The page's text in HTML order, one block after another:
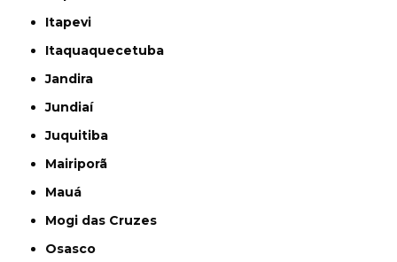
Itapevi
Itaquaquecetuba
Jandira
Jundiaí
Juquitiba
Mairiporã
Mauá
Mogi das Cruzes
Osasco